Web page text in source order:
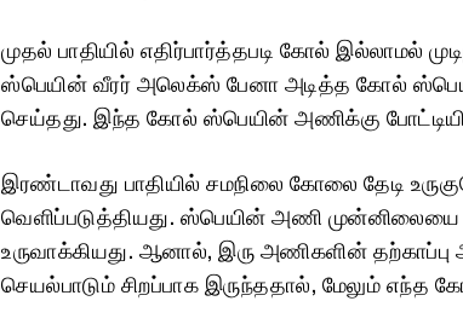
முதல் பாதியில் எதிர்பார்த்தபடி கோல் இல்லாமல்
ஸ்பெயின் வீரர் அலெக்ஸ் பேனா அடித்த கோல்
செய்தது. இந்த கோல் ஸ்பெயின் அணிக்கு
இரண்டாவது பாதியில் சமநிலை கோலை தேடி
வெளிப்படுத்தியது. ஸ்பெயின் அணி
உருவாக்கியது. ஆனால், இரு அணிகளின்
செயல்பாடும் சிறப்பாக இருந்ததால், மேலும் எந்த